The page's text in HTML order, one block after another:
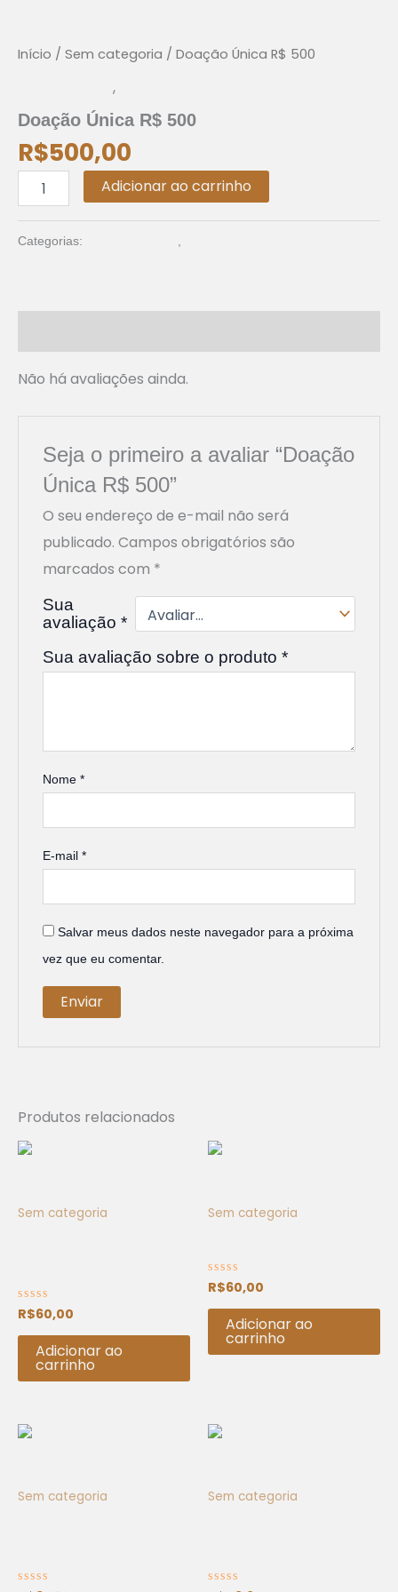
Início / Sem categoria / Doação Única R$ 500
,
Doação Única R$ 500
R$500,00
500
quantidade
Adicionar ao carrinho
Categorias:
Não há avaliações ainda.
Seja o primeiro a avaliar “Doação
Única R$ 500”
O seu endereço de e-mail não será
publicado. Campos obrigatórios são
marcados com *
Sua
avaliação *
Sua avaliação sobre o produto *
Nome *
E-mail *
Salvar meus dados neste navegador para a próxima
vez que eu comentar.
Produtos relacionados
Sem categoria
Avaliação
0
de
R$60,00
Adicionar ao
carrinho
Sem categoria
Avaliação
0
de
R$60,00
Adicionar ao
carrinho
Sem categoria Sem categoria